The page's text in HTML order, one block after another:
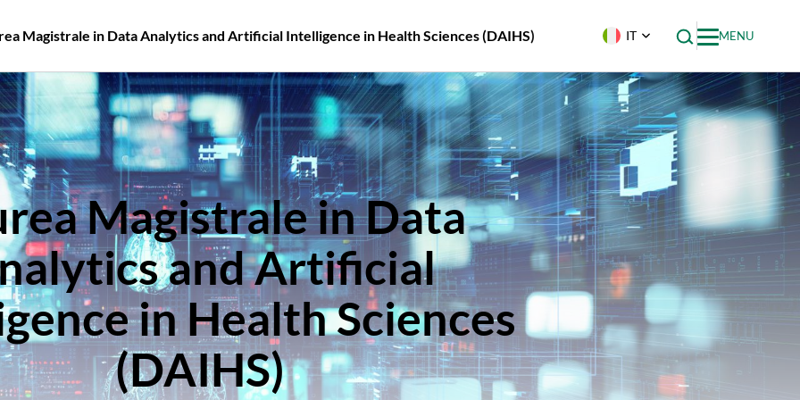
Magistrale in Data Analytics and Artificial Intelligence in Health Sciences (DAIHS) IT MENU
Magistrale in Data
and Artificial
in Health Sciences
(DAIHS)